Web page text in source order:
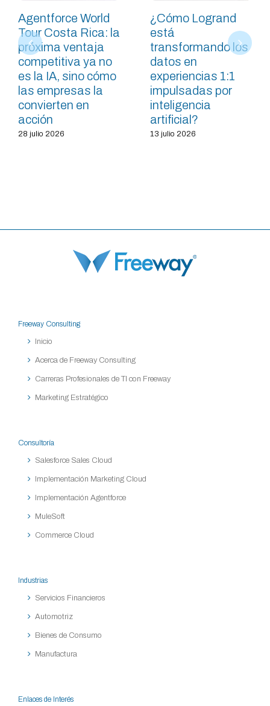
Agentforce World
Tour Costa Rica: la
próxima ventaja
competitiva ya no
es la IA, sino cómo
las empresas la
convierten en
acción
28 julio 2026
¿Cómo Logrand
está
transformando los
datos en
experiencias 1:1
impulsadas por
inteligencia
artificial?
13 julio 2026
Freeway Consulting
Inicio
Acerca de Freeway Consulting
Carreras Profesionales de TI con Freeway
Marketing Estratégico
Consultoría
Salesforce Sales Cloud
Implementación Marketing Cloud
Implementación Agentforce
MuleSoft
Commerce Cloud
Industrias
Servicios Financieros
Automotriz
Bienes de Consumo
Manufactura
Enlaces de Interés